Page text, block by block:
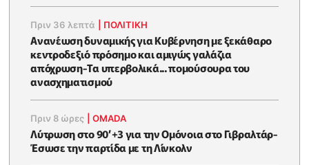
Πριν 36 λεπτά ΠΟΛΙΤΙΚΗ
Ανανέωση δυναμικής για Κυβέρνηση με ξεκάθαρο
κεντροδεξιό πρόσημο και αμιγώς γαλάζια
απόχρωση-Τα υπερβολικά... πομούσουρα του
ανασχηματισμού
Πριν 8 ώρες |OMADA
Λύτρωση στο 90’+3 για την Ομόνοια στο Γιβραλτάρ-
Έσωσε την παρτίδα με τη Λίνκολν